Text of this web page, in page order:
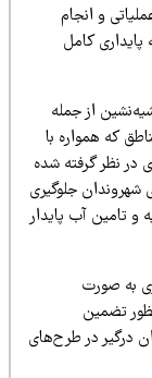
و انجام
کامل
از جمله
همواره با
گرفته شده
جلوگیری
آب پایدار
صورت
در طرح‌های